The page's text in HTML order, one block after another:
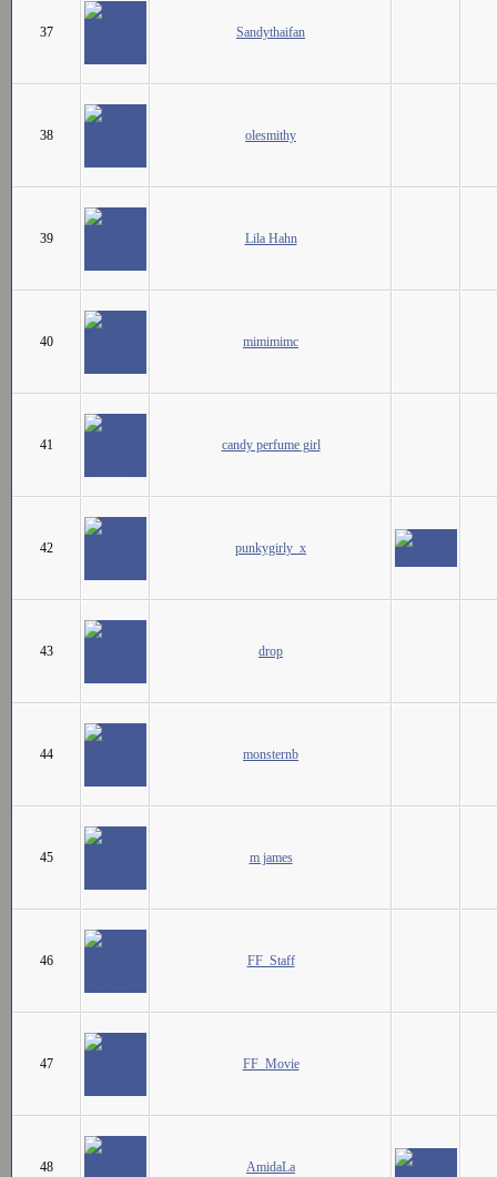
37 Sandythaifan
38 olesmithy
39 Lila Hahn
40 mimimimc
41 candy perfume girl
42 punkygirly_x
43 drop
44 monsternb
45 m james
46 FF_Staff
47 FF_Movie
48 AmidaLa